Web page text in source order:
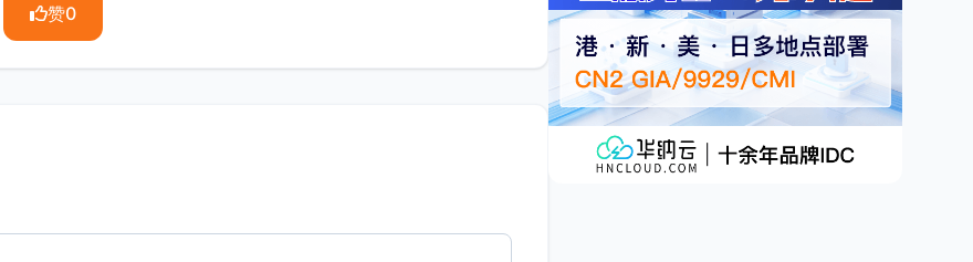
赞0